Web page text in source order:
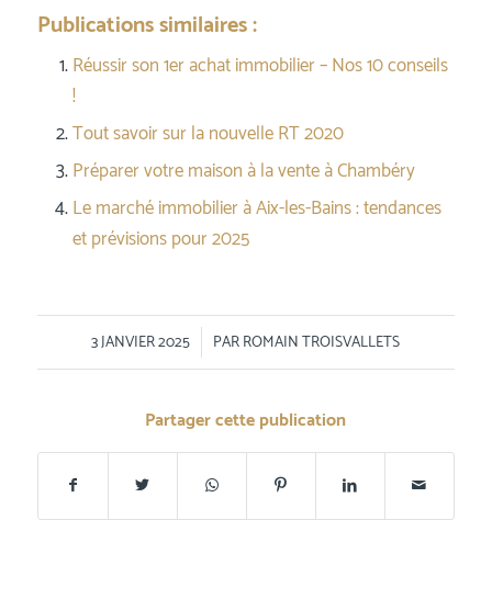
Publications similaires :
Réussir son 1er achat immobilier – Nos 10 conseils
!
Tout savoir sur la nouvelle RT 2020
Préparer votre maison à la vente à Chambéry
Le marché immobilier à Aix-les-Bains : tendances
et prévisions pour 2025
3 JANVIER 2025
/ PARROMAIN TROISVALLETS
Partager cette publication